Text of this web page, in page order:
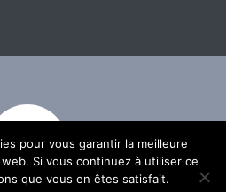
pour vous garantir la meilleure
Si vous continuez à utiliser ce
que vous en êtes satisfait.